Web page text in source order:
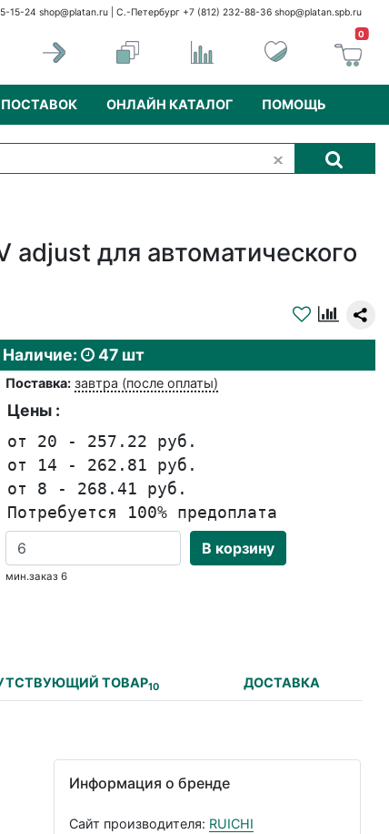
15-24 shop@platan.ru | С.-Петербург +7 (812) 232-88-36 shop@platan.spb.ru
0
ОНЛАЙН КАТАЛОГ ПОМОЩЬ
для автоматического
Наличие: 47 шт
Поставка: завтра (после оплаты)
Цены :
от 20 - 257.22 руб.
от 14 - 262.81 руб.
от 8 - 268.41 руб.
Потребуется 100% предоплата
В корзину
мин.заказ 6
ТОВАР10 ДОСТАВКА
Информация о бренде
Сайт производителя: RUICHI